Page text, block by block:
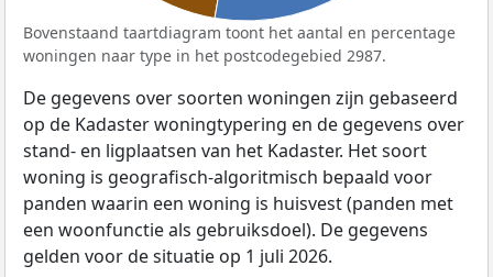
Bovenstaand taartdiagram toont het aantal en percentage
woningen naar type in het postcodegebied 2987.
De gegevens over soorten woningen zijn gebaseerd
op de Kadaster woningtypering en de gegevens over
stand- en ligplaatsen van het Kadaster. Het soort
woning is geografisch-algoritmisch bepaald voor
panden waarin een woning is huisvest (panden met
een woonfunctie als gebruiksdoel). De gegevens
gelden voor de situatie op 1 juli 2026.